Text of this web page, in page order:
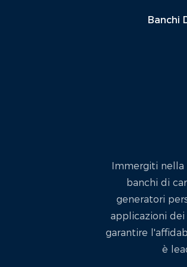
Banchi
Immergiti nella
banchi di
generatori
applicazioni
garantire
è